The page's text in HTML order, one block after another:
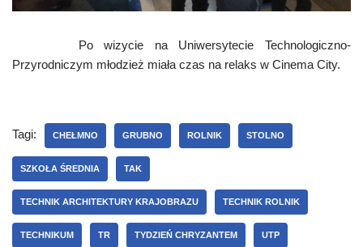
Po wizycie na Uniwersytecie Technologiczno-
Przyrodniczym młodzież miała czas na relaks w Cinema City.
Tagi: CHEŁMNO GRUBNO ROLNIK STOLNO
SZKOŁA ŚREDNIA TAK
TECHNIK ARCHITEKTURY KRAJOBRAZU TECHNIK ROLNIK
TECHNIKUM TR TYDZIEŃ CHRYZANTEM UTP